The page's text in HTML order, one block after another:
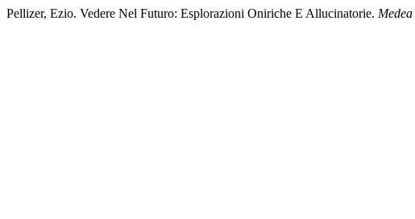
Pellizer, Ezio. Vedere Nel Futuro: Esplorazioni Oniriche E Allucinatorie. Medea